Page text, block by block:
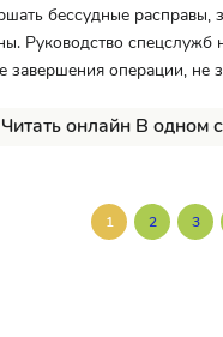
бессудные расправы,
Руководство спецслужб
завершения операции, не
Читать онлайн В одном
1 2 3